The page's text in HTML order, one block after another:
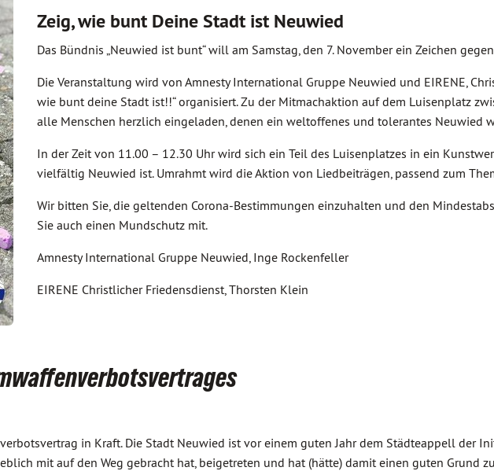
Zeig, wie bunt Deine Stadt ist Neuwied
Das Bündnis „Neuwied ist bunt“ will am Samstag, den 7. November ein Zeichen
Die Veranstaltung wird von Amnesty International Gruppe Neuwied und EIRENE,
wie bunt deine Stadt ist!!“ organisiert. Zu der Mitmachaktion auf dem Luisenplatz
alle Menschen herzlich eingeladen, denen ein weltoffenes und tolerantes Neuwied
In der Zeit von 11.00 – 12.30 Uhr wird sich ein Teil des Luisenplatzes in ein
vielfältig Neuwied ist. Umrahmt wird die Aktion von Liedbeiträgen, passend zum
Wir bitten Sie, die geltenden Corona-Bestimmungen einzuhalten und den
Sie auch einen Mundschutz mit.
Amnesty International Gruppe Neuwied, Inge Rockenfeller
EIRENE Christlicher Friedensdienst, Thorsten Klein
in Kraft. Die Stadt Neuwied ist vor einem guten Jahr dem Städteappell der
mit auf den Weg gebracht hat, beigetreten und hat (hätte) damit einen guten Grund